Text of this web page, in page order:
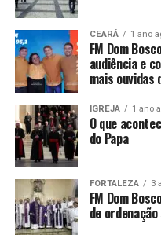
CEARÁ 1 ano
FM Dom
audiência e
mais ouvidas
IGREJA 1 ano
O que
do Papa
FORTALEZA 3
FM Dom
de